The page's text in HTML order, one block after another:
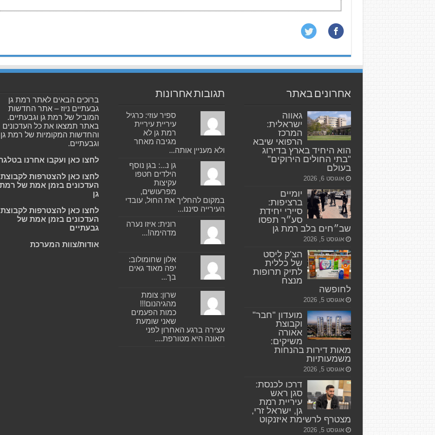
אחרונים באתר
גאווה
ישראלית:
המרכז
הרפואי שיבא
הוא היחיד בארץ בדירוג
"בתי החולים הירוקים"
בעולם
אוגוסט 6, 2026
יומיים
ברציפות:
סיירי יחידת
סע״ר תפסו
שב״חים בלב רמת גן
אוגוסט 5, 2026
הצ'ק ליסט
של כללית
לתיק תרופות
מנצח
לחופשה
אוגוסט 5, 2026
מועדון "חבר"
וקבוצת
אאורה
משיקים:
מאות דירות בהנחות
משמעותיות
אוגוסט 5, 2026
דרכו לכנסת:
סגן ראש
עיריית רמת
גן, ישראל זרי,
מצטרף לרשימת איזנקוט
אוגוסט 5, 2026
תגובות אחרונות
ספיר עוזי: כרגיל
עיריית עיריית
רמת גן לא
מגיבה מאחר
ולא מעניין אותה...
גן נ...: בגן נוסף
הילדים חטפו
עקיצות
מפרעושים,
במקום להחליך את החול, עובדי
העירייה סיננו...
רונית: איזו נערה
מדהימה!...
אלון שחומולוב:
יפה מאוד גאים
בך...
שרון: צומת
מהגיהנום!!!
כמות הפעמים
שאני שומעת
עצירה ברגע האחרון לפני
תאונה היא מטורפת....
ברוכים הבאים לאתר רמת גן
גבעתיים ניוז – אתר החדשות
המוביל של רמת גן וגבעתיים.
באתר תמצאו את כל העדכונים
והחדשות המקומיות של רמת גן
וגבעתיים.
לחצו כאן ועקבו אחרנו
לחצו כאן להצטרפות לקבוצת
העדכונים בזמן אמת של רמת
גן
לחצו כאן להצטרפות לקבוצת
העדכונים בזמן אמת של
גבעתיים
אודות/צוות המערכת